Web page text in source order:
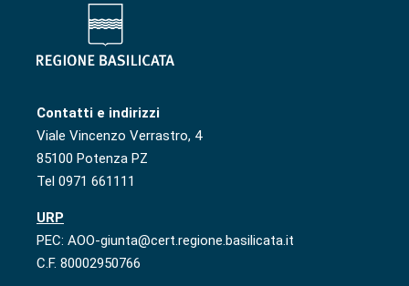
Contatti e indirizzi
Viale Vincenzo Verrastro, 4
85100 Potenza PZ
Tel 0971 661111
URP
PEC: AOO-giunta@cert.regione.basilicata.it
C.F. 80002950766